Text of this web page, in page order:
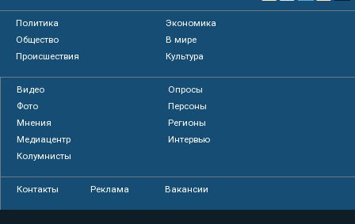
Политика
Экономика
Общество
В мире
Происшествия
Культура
Видео
Опросы
Фото
Персоны
Мнения
Регионы
Медиацентр
Интервью
Колумнисты
Контакты Реклама Вакансии